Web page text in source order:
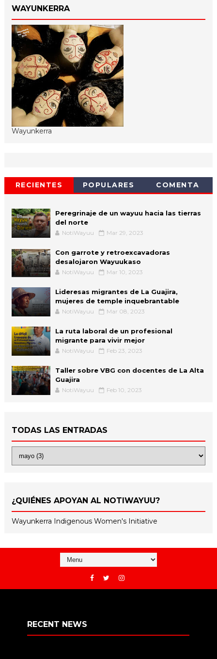
WAYUNKERRA
Wayunkerra
RECIENTES POPULARES COMENTA
Peregrinaje de un wayuu hacia las tierras
del norte
NotiWayuu Mar 29, 2023
Con garrote y retroexcavadoras
desalojaron Wayuukaso
NotiWayuu Mar 10, 2023
Lideresas migrantes de La Guajira,
mujeres de temple inquebrantable
NotiWayuu Mar 08, 2023
La ruta laboral de un profesional
migrante para vivir mejor
NotiWayuu Feb 23, 2023
Taller sobre VBG con docentes de La Alta
Guajira
NotiWayuu Feb 10, 2023
TODAS LAS ENTRADAS
¿QUIÉNES APOYAN AL NOTIWAYUU?
Wayunkerra Indigenous Women's Initiative
RECENT NEWS